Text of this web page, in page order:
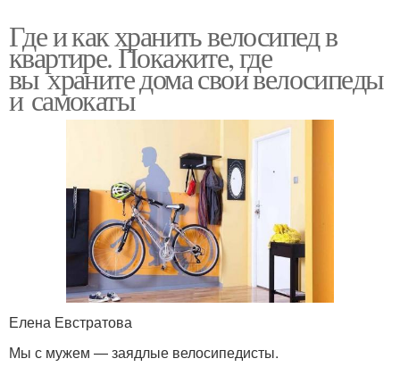
Где и как хранить велосипед в
квартире. Покажите, где
вы храните дома свои велосипеды
и самокаты
Елена Евстратова
Мы с мужем — заядлые велосипедисты.